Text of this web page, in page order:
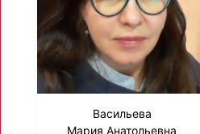
Васильева
Мария Анатольевна